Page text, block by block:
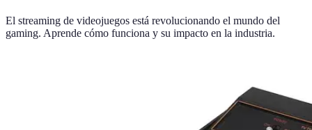
El streaming de videojuegos está revolucionando el mundo del
gaming. Aprende cómo funciona y su impacto en la industria.